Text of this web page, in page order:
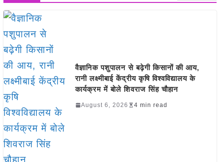
वैज्ञानिक पशुपालन से बढ़ेगी किसानों की आय,
रानी लक्ष्मीबाई केंद्रीय कृषि विश्वविद्यालय के
कार्यक्रम में बोले शिवराज सिंह चौहान
August 6, 2026 4 min read